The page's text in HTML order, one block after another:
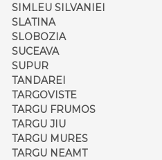
SIMLEU SILVANIEI
SLATINA
SLOBOZIA
SUCEAVA
SUPUR
TANDAREI
TARGOVISTE
TARGU FRUMOS
TARGU JIU
TARGU MURES
TARGU NEAMT